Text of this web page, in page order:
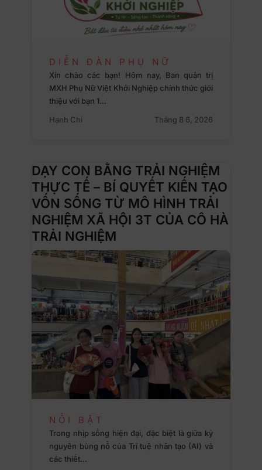
DIỄN ĐÀN PHỤ NỮ
Xin chào các bạn! Hôm nay, Ban quản trị
MXH Phụ Nữ Việt Khởi Nghiệp chính thức giới
thiệu với bạn 1…
Hạnh Chi
Tháng 8 6, 2026
DẠY CON BẰNG TRẢI NGHIỆM
THỰC TẾ – BÍ QUYẾT KIẾN TẠO
VỐN SỐNG TỪ MÔ HÌNH TRẢI
NGHIỆM XÃ HỘI 3T CỦA CÔ HÀ
TRẢI NGHIỆM
NỔI BẬT
Trong nhịp sống hiện đại, đặc biệt là giữa kỷ
nguyên bùng nổ của Trí tuệ nhân tạo (AI) và
các thiết…